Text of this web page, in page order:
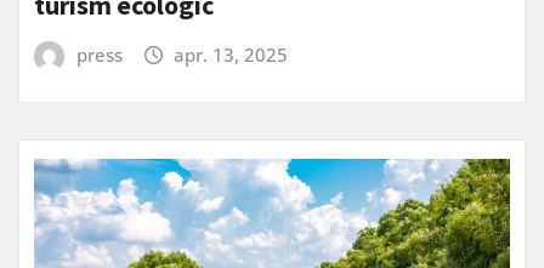
press apr. 13, 2025